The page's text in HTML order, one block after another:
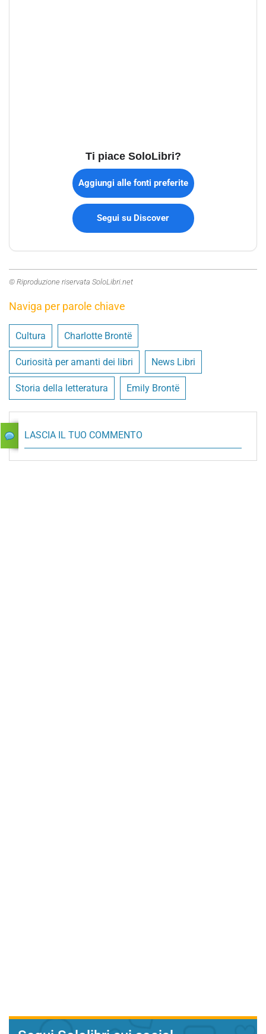
Ti piace SoloLibri?
Aggiungi alle fonti preferite
Segui su Discover
© Riproduzione riservata SoloLibri.net
Naviga per parole chiave
Cultura Charlotte Brontë
Curiosità per amanti dei libri News Libri
Storia della letteratura Emily Brontë
LASCIA IL TUO COMMENTO